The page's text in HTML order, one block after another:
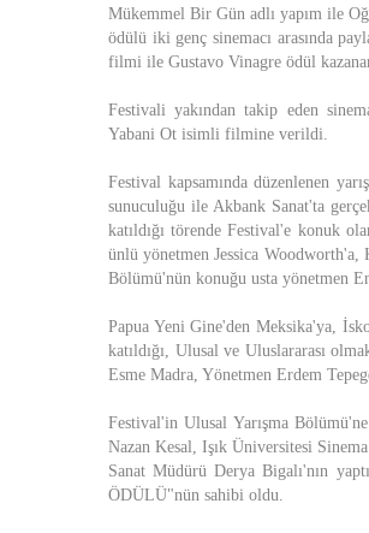
Mükemmel Bir Gün adlı yapım ile
ödülü iki genç sinemacı arasında
filmi ile Gustavo Vinagre ödül
Festivali yakından takip eden
Yabani Ot isimli filmine verildi.
Festival kapsamında düzenlenen
sunuculuğu ile Akbank Sanat'ta
katıldığı törende Festival'e konuk
ünlü yönetmen Jessica Woodworth'a,
Bölümü'nün konuğu usta yönetmen
Papua Yeni Gine'den Meksika'ya,
katıldığı, Ulusal ve Uluslararası
Esme Madra, Yönetmen Erdem
Festival'in Ulusal Yarışma
Nazan Kesal, Işık Üniversitesi
Sanat Müdürü Derya Bigalı'nın
ÖDÜLÜ"nün sahibi oldu.